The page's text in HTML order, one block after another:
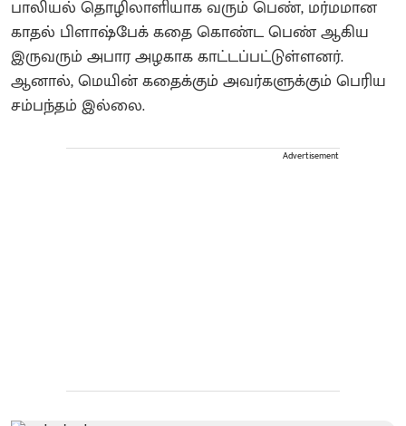
பாலியல் தொழிலாளியாக வரும் பெண், மர்மமான
காதல் பிளாஷ்பேக் கதை கொண்ட பெண் ஆகிய
இருவரும் அபார அழகாக காட்டப்பட்டுள்ளனர்.
ஆனால், மெயின் கதைக்கும் அவர்களுக்கும் பெரிய
சம்பந்தம் இல்லை.
Advertisement